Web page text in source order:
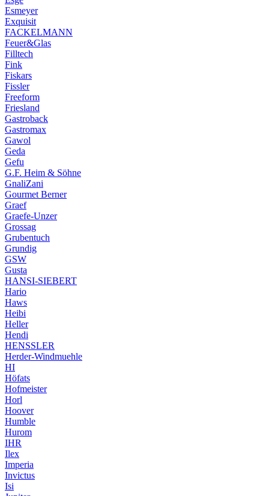
Esmeyer
Exquisit
FACKELMANN
Feuer&Glas
Filltech
Fink
Fiskars
Fissler
Freeform
Friesland
Gastroback
Gastromax
Gawol
Geda
Gefu
G.F. Heim & Söhne
GnaliZani
Gourmet Berner
Graef
Graefe-Unzer
Grossag
Grubentuch
Grundig
GSW
Gusta
HANSI-SIEBERT
Hario
Haws
Heibi
Heller
Hendi
HENSSLER
Herder-Windmuehle
HI
Höfats
Hofmeister
Horl
Hoover
Humble
Hurom
IHR
Ilex
Imperia
Invictus
Isi